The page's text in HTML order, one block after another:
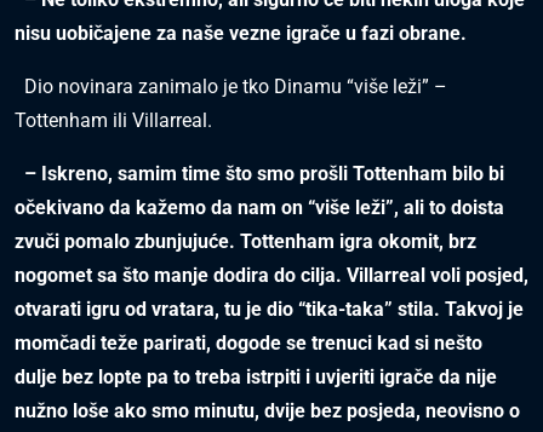
nisu uobičajene za naše vezne igrače u fazi obrane.
Dio novinara zanimalo je tko Dinamu “više leži” –
Tottenham ili Villarreal.
– Iskreno, samim time što smo prošli Tottenham bilo bi
očekivano da kažemo da nam on “više leži”, ali to doista
zvuči pomalo zbunjujuće. Tottenham igra okomit, brz
nogomet sa što manje dodira do cilja. Villarreal voli posjed,
otvarati igru od vratara, tu je dio “tika-taka” stila. Takvoj je
momčadi teže parirati, dogode se trenuci kad si nešto
dulje bez lopte pa to treba istrpiti i uvjeriti igrače da nije
nužno loše ako smo minutu, dvije bez posjeda, neovisno o